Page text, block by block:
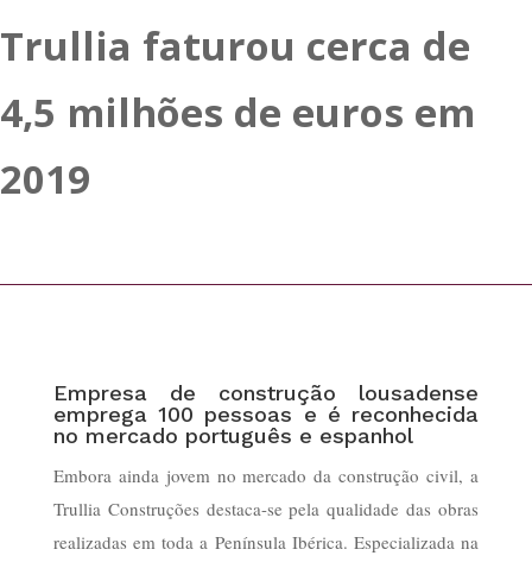
Trullia faturou cerca de
4,5 milhões de euros em
2019
Empresa de construção lousadense
emprega 100 pessoas e é reconhecida
no mercado português e espanhol
Embora ainda jovem no mercado da construção civil, a
Trullia Construções destaca-se pela qualidade das obras
realizadas em toda a Península Ibérica. Especializada na